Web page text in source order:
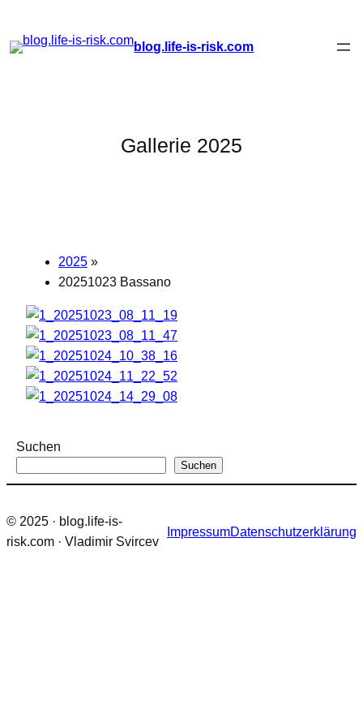
Zum
blog.life-is-risk.com
Gallerie 2025
2025 »
20251023 Bassano
Suchen
Suchen
© 2025 · blog.life-is-
risk.com · Vladimir Svircev
ImpressumDatenschutzerklärung